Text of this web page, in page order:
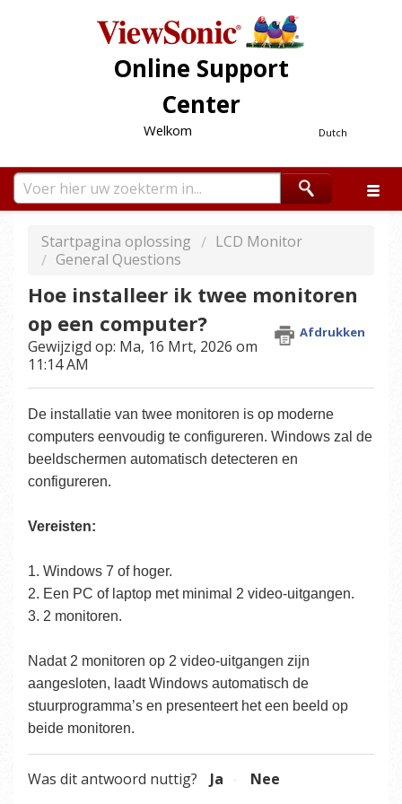
Online Support
Center
Dutch
Welkom
Startpagina oplossing
LCD Monitor
General Questions
Hoe installeer ik twee monitoren
op een computer?
Afdrukken
Gewijzigd op: Ma, 16 Mrt, 2026 om
11:14 AM
De installatie van twee monitoren is op moderne
computers eenvoudig te configureren. Windows zal de
beeldschermen automatisch detecteren en
configureren.
Vereisten:
1. Windows 7 of hoger.
2. Een PC of laptop met minimal 2 video-uitgangen.
3. 2 monitoren.
Nadat 2 monitoren op 2 video-uitgangen zijn
aangesloten, laadt Windows automatisch de
stuurprogramma’s en presenteert het een beeld op
beide monitoren.
Was dit antwoord nuttig? Ja Nee